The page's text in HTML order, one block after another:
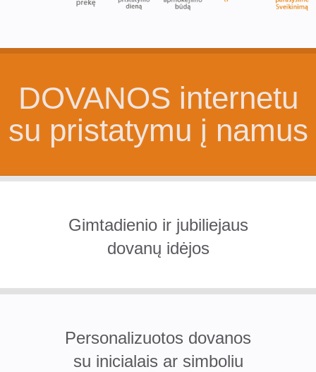
DOVANOS internetu
su pristatymu į namus
Gimtadienio ir jubiliejaus
dovanų idėjos
Personalizuotos dovanos
su inicialais ar simboliu